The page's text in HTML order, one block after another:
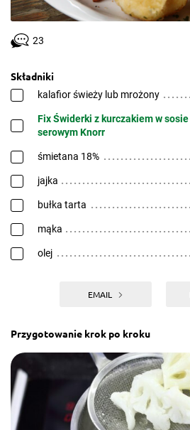
23
Składniki
kalafior świeży lub mrożony
Fix Świderki z kurczakiem w sosie
serowym Knorr
śmietana 18%
jajka
bułka tarta
mąka
olej
EMAIL
Przygotowanie krok po kroku